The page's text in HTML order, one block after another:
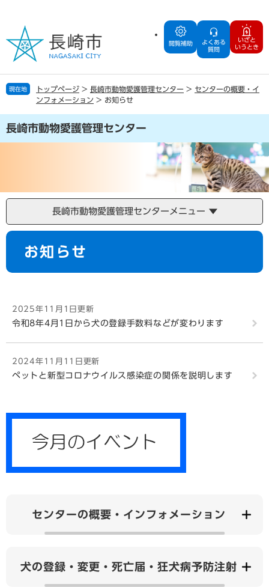
の
で
す
ー
ば
し
文
へ
閲覧補助
よくある
質問
いざと
いうとき
現在地 トップページ > 長崎市動物愛護管理センター > センターの概要・イ
ンフォメーション > お知らせ
長崎市動物愛護管理センター
長崎市動物愛護管理センターメニュー
本
お知らせ
2025年11月1日更新
令和8年4月1日から犬の登録手数料などが変わります
2024年11月11日更新
ペットと新型コロナウイルス感染症の関係を説明します
センターの概要・インフォメーション
犬の登録・変更・死亡届・狂犬病予防注射